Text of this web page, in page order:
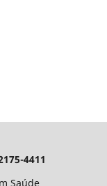
4411
Saúde